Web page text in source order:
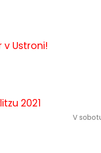
Ustroni!
2021
V